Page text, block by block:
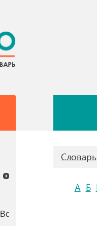
Вс
Словарь
А Б